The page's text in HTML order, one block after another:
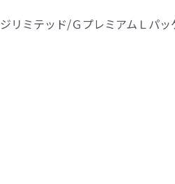
リミテッド/ＧプレミアムＬパ